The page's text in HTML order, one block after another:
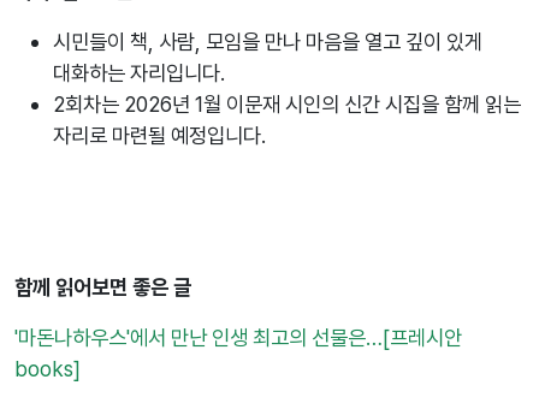
시민들이 책, 사람, 모임을 만나 마음을 열고 깊이 있게
대화하는 자리입니다.
2회차는 2026년 1월 이문재 시인의 신간 시집을 함께 읽는
자리로 마련될 예정입니다.
함께 읽어보면 좋은 글
'마돈나하우스'에서 만난 인생 최고의 선물은…[프레시안
books]